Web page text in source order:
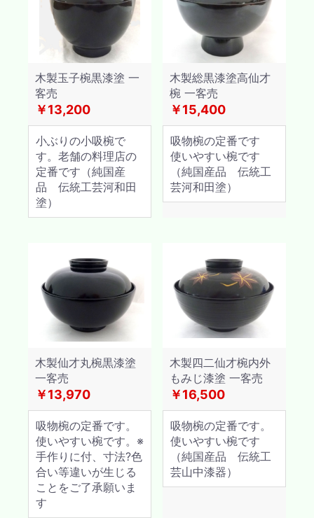
木製玉子椀黒漆塗 一
客売
￥13,200
小ぶりの小吸椀で
す。老舗の料理店の
定番です（純国産
品 伝統工芸河和田
塗）
木製総黒漆塗高仙才
椀 一客売
￥15,400
吸物椀の定番です
使いやすい椀です
（純国産品 伝統工
芸河和田塗）
木製仙才丸椀黒漆塗
一客売
￥13,970
吸物椀の定番です。
使いやすい椀です。※
手作りに付、寸法?色
合い等違いが生じる
ことをご了承願いま
す
木製四二仙才椀内外
もみじ漆塗 一客売
￥16,500
吸物椀の定番です。
使いやすい椀です
（純国産品 伝統工
芸山中漆器）